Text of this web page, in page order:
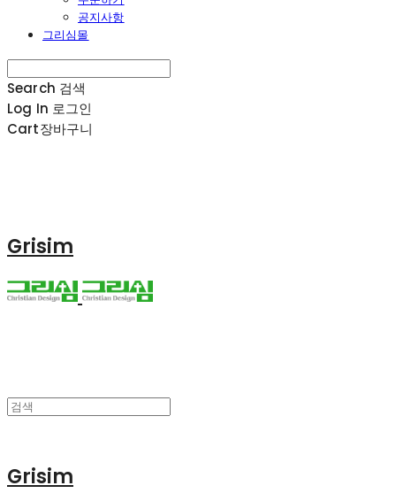
공지사항
그리심몰
Search 검색
Log In 로그인
Cart장바구니
Grisim
Grisim